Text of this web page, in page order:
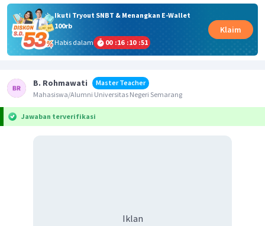
Ikuti Tryout SNBT & Menangkan E-Wallet
100rb
Habis dalam
00 :16 :10 :51
Klaim
B. Rohmawati
Master Teacher
Mahasiswa/Alumni Universitas Negeri Semarang
Jawaban terverifikasi
Iklan